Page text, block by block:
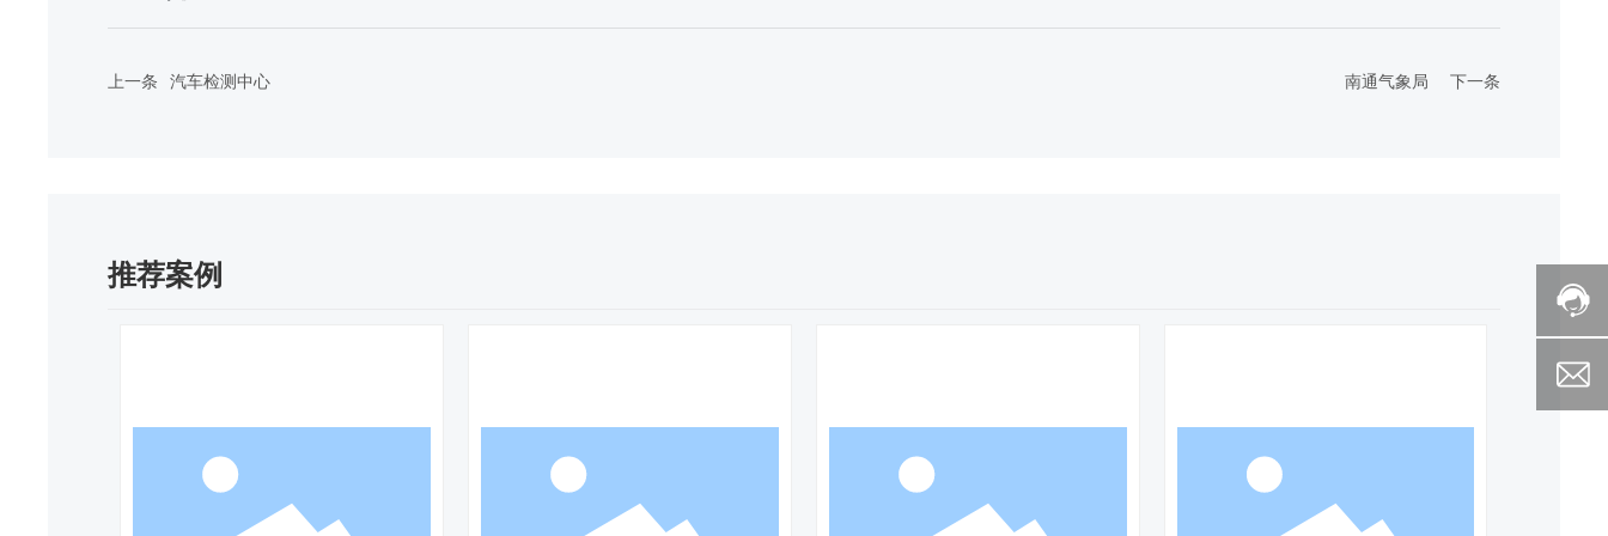
上一条 汽车检测中心 南通气象局 下一条
推荐案例